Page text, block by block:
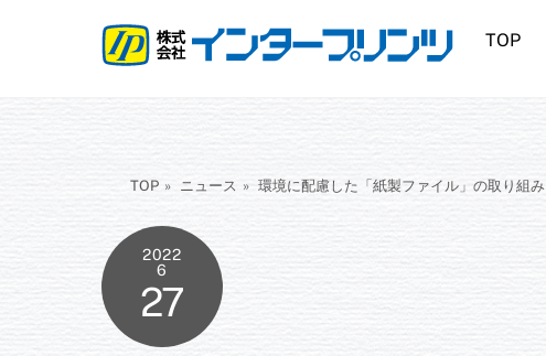
TOP
TOP » ニュース » 環境に配慮した「紙製ファイル」の取り組み
2022
6
27